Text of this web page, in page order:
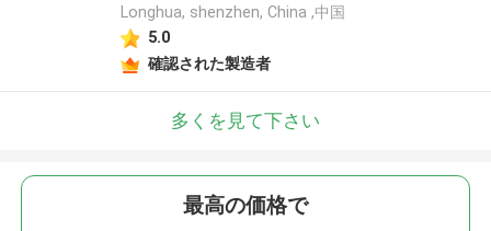
Longhua, shenzhen, China ,中国
5.0
確認された製造者
多くを見て下さい
最高の価格で